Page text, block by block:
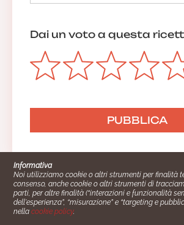
Dai un voto a questa
Informativa
Noi utilizziamo cookie o altri strumenti per finalità
consenso, anche cookie o altri strumenti di
parti, per altre finalità (“interazioni e funzionalità
dell'esperienza”, “misurazione” e “targeting e
nellacookie policy.